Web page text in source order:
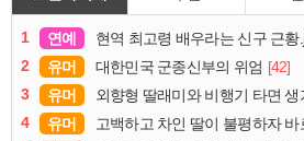
1 연예 현역 최고령 배우라는 신구 근황
2
유머 대한민국 군종신부의 위엄 [42]
3
유머 외향형 딸래미와 비행기 타면 생
4
유머 고백하고 차인 딸이 불평하자